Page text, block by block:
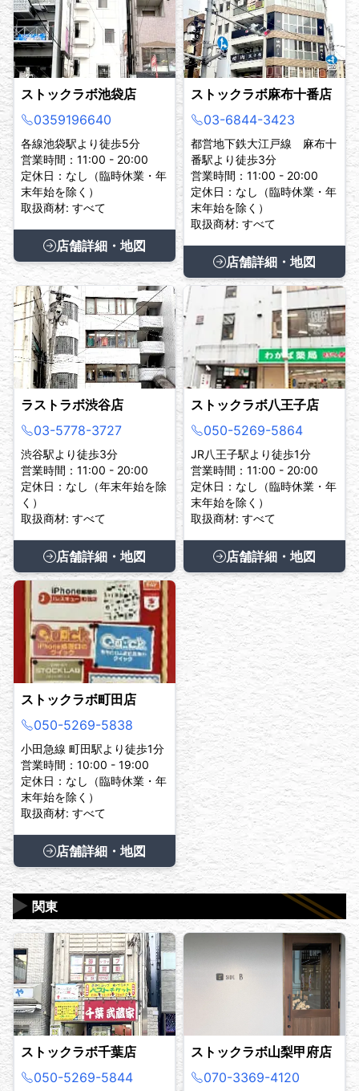
ストックラボ池袋店
0359196640
各線池袋駅より徒歩5分
営業時間：11:00 - 20:00
定休日：なし（臨時休業・年
末年始を除く）
取扱商材: すべて
店舗詳細・地図
ストックラボ麻布十番店
03-6844-3423
都営地下鉄大江戸線 麻布十
番駅より徒歩3分
営業時間：11:00 - 20:00
定休日：なし（臨時休業・年
末年始を除く）
取扱商材: すべて
店舗詳細・地図
ラストラボ渋谷店
03-5778-3727
渋谷駅より徒歩3分
営業時間：11:00 - 20:00
定休日：なし（年末年始を除
く）
取扱商材: すべて
店舗詳細・地図
ストックラボ八王子店
050-5269-5864
JR八王子駅より徒歩1分
営業時間：11:00 - 20:00
定休日：なし（臨時休業・年
末年始を除く）
取扱商材: すべて
店舗詳細・地図
ストックラボ町田店
050-5269-5838
小田急線 町田駅より徒歩1分
営業時間：10:00 - 19:00
定休日：なし（臨時休業・年
末年始を除く）
取扱商材: すべて
店舗詳細・地図
関東
▶
ストックラボ千葉店
050-5269-5844
ストックラボ山梨甲府店
070-3369-4120